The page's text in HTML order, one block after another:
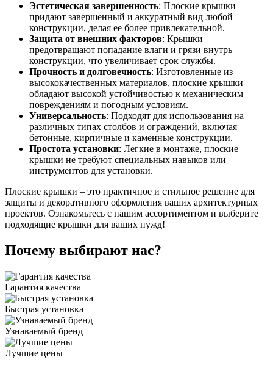
Эстетическая завершенность: Плоские крышки
придают завершенный и аккуратный вид любой
конструкции, делая ее более привлекательной.
Защита от внешних факторов: Крышки
предотвращают попадание влаги и грязи внутрь
конструкции, что увеличивает срок службы.
Прочность и долговечность: Изготовленные из
высококачественных материалов, плоские крышки
обладают высокой устойчивостью к механическим
повреждениям и погодным условиям.
Универсальность: Подходят для использования на
различных типах столбов и ограждений, включая
бетонные, кирпичные и каменные конструкции.
Простота установки: Легкие в монтаже, плоские
крышки не требуют специальных навыков или
инструментов для установки.
Плоские крышки – это практичное и стильное решение для
защиты и декоративного оформления ваших архитектурных
проектов. Ознакомьтесь с нашим ассортиментом и выберите
подходящие крышки для ваших нужд!
Почему выбирают нас?
Гарантия качества
Быстрая установка
Узнаваемый бренд
Лучшие цены